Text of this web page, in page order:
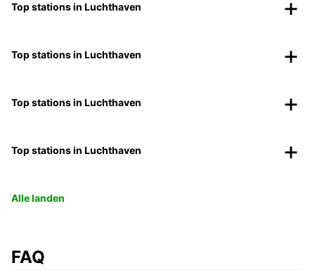
Top stations in Luchthaven
Top stations in Luchthaven
Top stations in Luchthaven
Top stations in Luchthaven
Alle landen
FAQ